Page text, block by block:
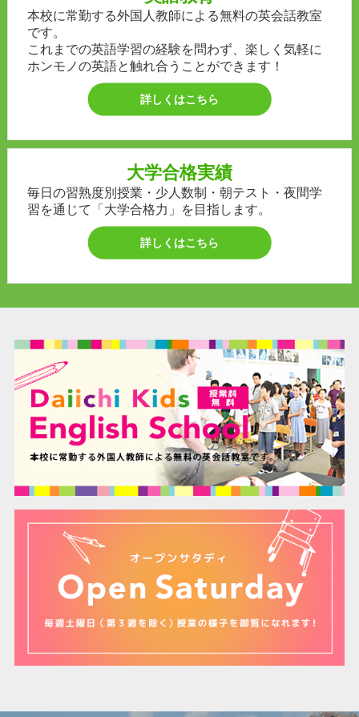
本校に常勤する外国人教師による無料の英会話教室
です。
これまでの英語学習の経験を問わず、楽しく気軽に
ホンモノの英語と触れ合うことができます！
詳しくはこちら
大学合格実績
毎日の習熟度別授業・少人数制・朝テスト・夜間学
習を通じて「大学合格力」を目指します。
詳しくはこちら